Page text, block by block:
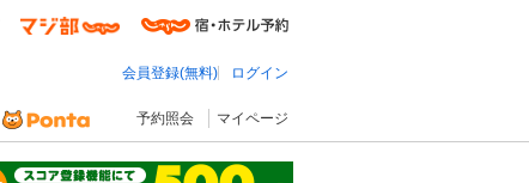
会員登録(無料) ログイン
予約照会 マイページ